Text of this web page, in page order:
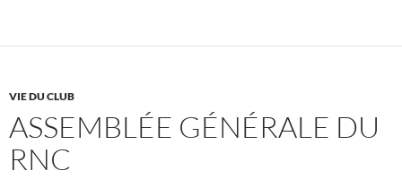
VIE DU CLUB
ASSEMBLÉE GÉNÉRALE DU
RNC